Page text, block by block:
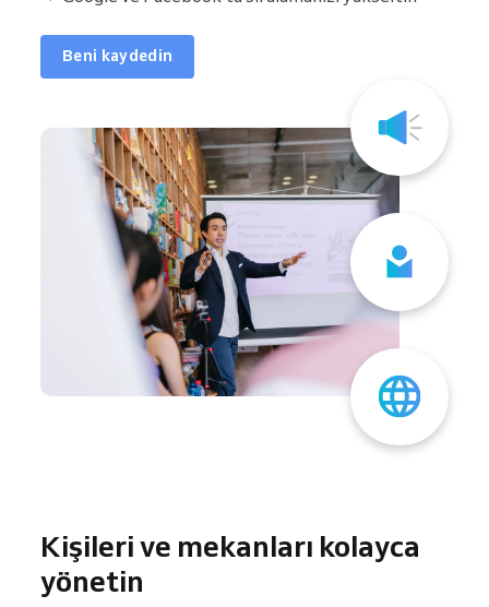
Beni kaydedin
Kişileri ve mekanları kolayca
yönetin